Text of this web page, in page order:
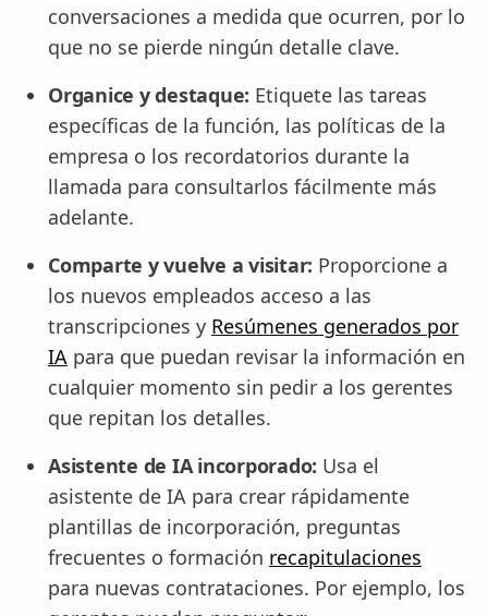
conversaciones a medida que ocurren, por lo
que no se pierde ningún detalle clave.
Organice y destaque: Etiquete las tareas
específicas de la función, las políticas de la
empresa o los recordatorios durante la
llamada para consultarlos fácilmente más
adelante.
Comparte y vuelve a visitar: Proporcione a
los nuevos empleados acceso a las
transcripciones y Resúmenes generados por
IA para que puedan revisar la información en
cualquier momento sin pedir a los gerentes
que repitan los detalles.
Asistente de IA incorporado: Usa el
asistente de IA para crear rápidamente
plantillas de incorporación, preguntas
frecuentes o formación recapitulaciones
para nuevas contrataciones. Por ejemplo, los